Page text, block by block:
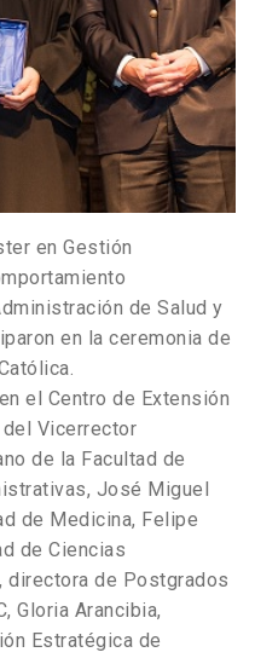
en Gestión
de Salud y
en la ceremonia de
el Centro de Extensión
Vicerrector
de la Facultad de
José Miguel
de Medicina, Felipe
de Ciencias
directora de Postgrados
Gloria Arancibia,
Estratégica de